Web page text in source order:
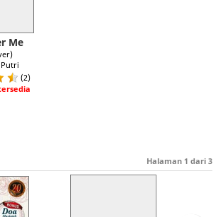
Me
(2)
Halaman 1 dari 3